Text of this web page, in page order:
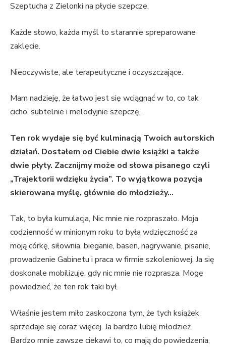
Szeptucha z Zielonki na płycie szepcze.
Każde słowo, każda myśl to starannie spreparowane
zaklęcie.
Nieoczywiste, ale terapeutyczne i oczyszczające.
Mam nadzieję, że łatwo jest się wciągnąć w to, co tak
cicho, subtelnie i melodyjnie szepczę…
Ten rok wydaje się być kulminacją Twoich autorskich
działań. Dostałem od Ciebie dwie książki a także
dwie płyty. Zacznijmy może od słowa pisanego czyli
„Trajektorii wdzięku życia”. To wyjątkowa pozycja
skierowana myślę, głównie do młodzieży…
Tak, to była kumulacja, Nic mnie nie rozpraszało. Moja
codzienność w minionym roku to była wdzięczność za
moją córkę, siłownia, bieganie, basen, nagrywanie, pisanie,
prowadzenie Gabinetu i praca w firmie szkoleniowej. Ja się
doskonale mobilizuję, gdy nic mnie nie rozprasza. Mogę
powiedzieć, że ten rok taki był.
Właśnie jestem miło zaskoczona tym, że tych książek
sprzedaje się coraz więcej. Ja bardzo lubię młodzież.
Bardzo mnie zawsze ciekawi to, co mają do powiedzenia,